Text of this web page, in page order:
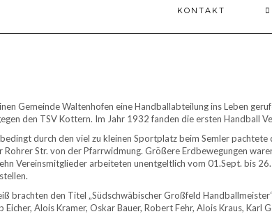
KONTAKT
Gemeinde Waltenhofen eine Handballabteilung ins Leben
den TSV Kottern. Im Jahr 1932 fanden die ersten Handball
durch den viel zu kleinen Sportplatz beim Semler pachtete
Str. von der Pfarrwidmung. Größere Erdbewegungen
Vereinsmitglieder arbeiteten unentgeltlich vom 01.Sept. bis
brachten den Titel „Südschwäbischer Großfeld
Alois Kramer, Oskar Bauer, Robert Fehr, Alois Kraus, Karl